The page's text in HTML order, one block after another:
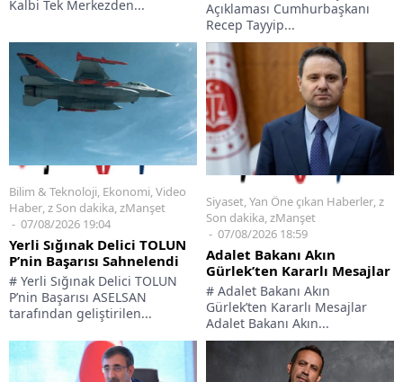
Kalbi Tek Merkezden...
Açıklaması Cumhurbaşkanı
Recep Tayyip...
Bilim & Teknoloji, Ekonomi,Video
Haber,z Son dakika,zManşet
07/08/2026 19:04
Yerli Sığınak Delici TOLUN
P’nin Başarısı Sahnelendi
# Yerli Sığınak Delici TOLUN
P’nin Başarısı ASELSAN
tarafından geliştirilen...
Siyaset,Yan Öne çıkan Haberler,z
Son dakika,zManşet
07/08/2026 18:59
Adalet Bakanı Akın
Gürlek’ten Kararlı Mesajlar
# Adalet Bakanı Akın
Gürlek’ten Kararlı Mesajlar
Adalet Bakanı Akın...